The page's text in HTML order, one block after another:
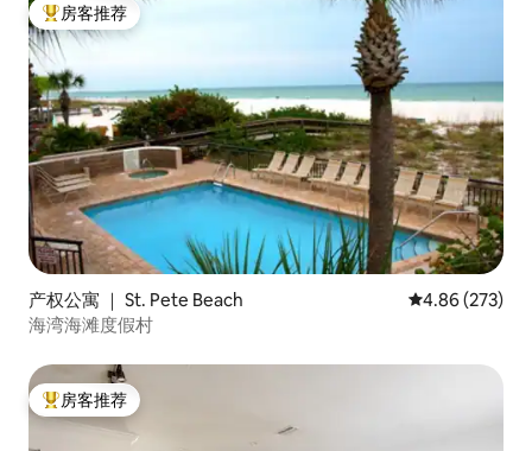
热门「房客推荐」
房客推荐
产权公寓 ｜ St. Pete Beach 平均评分 4.86
4.86 (273)
海湾海滩度假村
热门「房客推荐」
房客推荐